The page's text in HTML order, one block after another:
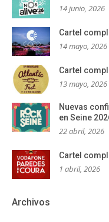
14 junio, 2026
Cartel
14 mayo, 2026
Cartel
13 mayo, 2026
Nuevas
en Seine
22 abril, 2026
Cartel
1 abril, 2026
Archivos